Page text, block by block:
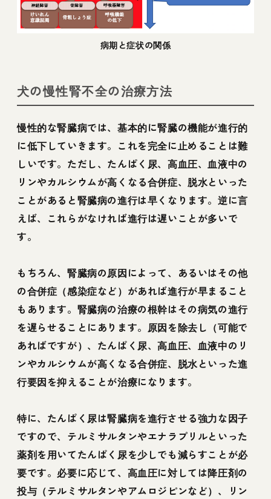
病期と症状の関係
犬の慢性腎不全の治療方法
慢性的な腎臓病では、基本的に腎臓の機能が進行的
に低下していきます。これを完全に止めることは難
しいです。ただし、たんぱく尿、高血圧、血液中の
リンやカルシウムが高くなる合併症、脱水といった
ことがあると腎臓病の進行は早くなります。逆に言
えば、これらがなければ進行は遅いことが多いで
す。
もちろん、腎臓病の原因によって、あるいはその他
の合併症（感染症など）があれば進行が早まること
もあります。腎臓病の治療の根幹はその病気の進行
を遅らせることにあります。原因を除去し（可能で
あればですが）、たんぱく尿、高血圧、血液中のリ
ンやカルシウムが高くなる合併症、脱水といった進
行要因を抑えることが治療になります。
特に、たんぱく尿は腎臓病を進行させる強力な因子
ですので、テルミサルタンやエナラプリルといった
薬剤を用いてたんぱく尿を少しでも減らすことが必
要です。必要に応じて、高血圧に対しては降圧剤の
投与（テルミサルタンやアムロジピンなど）、リン